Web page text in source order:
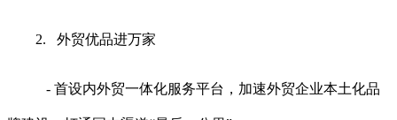
2. 外贸优品进万家
- 首设内外贸一体化服务平台，加速外贸企业本土化品